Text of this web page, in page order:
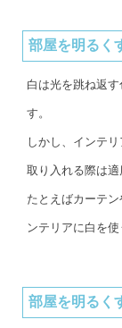
部屋を明るく
白は光を跳ね返
す。
しかし、インテ
取り入れる際は適
たとえばカーテ
ンテリアに白を使
部屋を明るく